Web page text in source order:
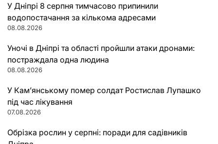
У Дніпрі 8 серпня тимчасово припинили
водопостачання за кількома адресами
08.08.2026
Уночі в Дніпрі та області пройшли атаки дронами:
постраждала одна людина
08.08.2026
У Кам’янському помер солдат Ростислав Лупашко
під час лікування
07.08.2026
Обрізка рослин у серпні: поради для садівників